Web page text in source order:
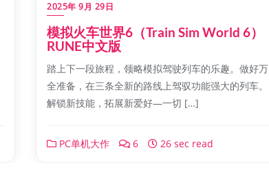
2025年 9月 29日
模拟火车世界6（Train Sim World 6）
RUNE中文版
踏上下一段旅程，领略模拟驾驶列车的乐趣。做好万
全准备，在三条全新的路线上驾驭功能强大的列车。
解锁新技能，拓展新爱好—一切 […]
PC单机大作 6 26 sec read